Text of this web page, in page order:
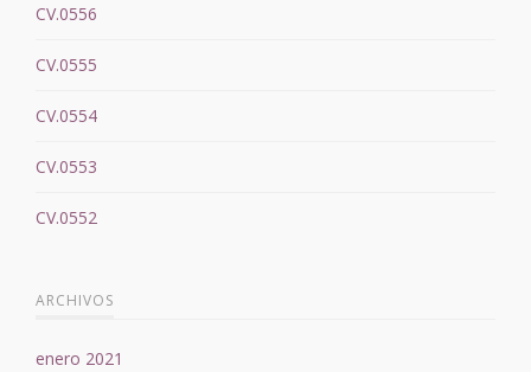
CV.0556
CV.0555
CV.0554
CV.0553
CV.0552
ARCHIVOS
enero 2021